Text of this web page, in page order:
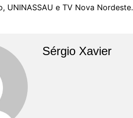
UNINASSAU e TV Nova Nordeste.
Sérgio Xavier